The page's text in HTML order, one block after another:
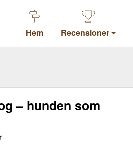
Hem Recensioner
– hunden som